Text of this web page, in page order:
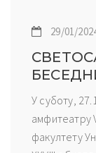
29/01/
У суботу,
амфитеатру
факултету